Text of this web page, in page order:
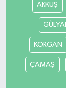
AKKUŞ
KORGAN
ÇAMAŞ